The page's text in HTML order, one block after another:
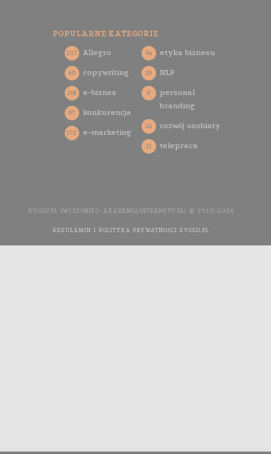
POPULARNE KATEGORIE
Allegro
107
copywriting
60
e-biznes
268
konkurencja
97
e-marketing
170
etyka biznesu
94
NLP
29
personal
branding
9
rozwój osobisty
26
telepraca
11
EVOLU.PL (WCZEŚNIEJ: AKADEMIAINTERNETU.PL) © 2010-2026
REGULAMIN I POLITYKA PRYWATNOŚCI EVOLU.PL